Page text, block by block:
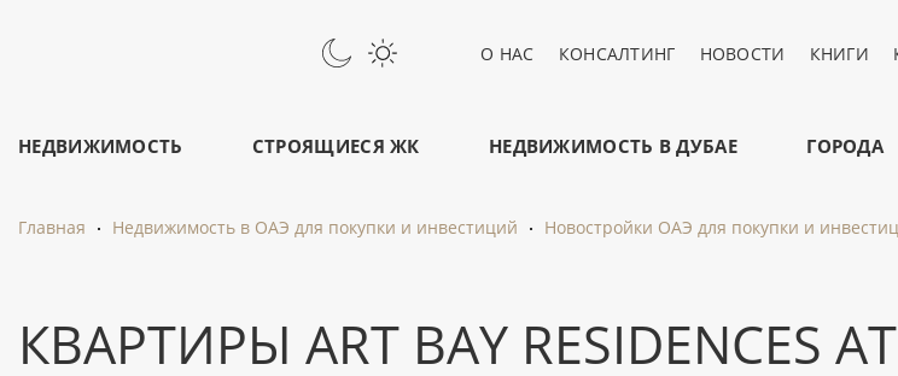
О НАС КОНСАЛТИНГ НОВОСТИ КНИГИ
НЕДВИЖИМОСТЬ СТРОЯЩИЕСЯ ЖК НЕДВИЖИМОСТЬ В ДУБАЕ ГОРОДА
Главная Недвижимость в ОАЭ для покупки и инвестиций Новостройки ОАЭ для покупки и
КВАРТИРЫ ART BAY RESIDENCES